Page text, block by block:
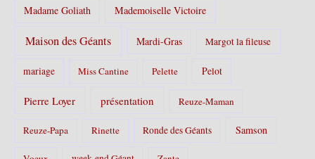
Madame Goliath Mademoiselle Victoire
Maison des Géants Mardi-Gras Margot la fileuse
mariage Miss Cantine Pelette Pelot
Pierre Loyer présentation Reuze-Maman
Reuze-Papa Rinette Ronde des Géants Samson